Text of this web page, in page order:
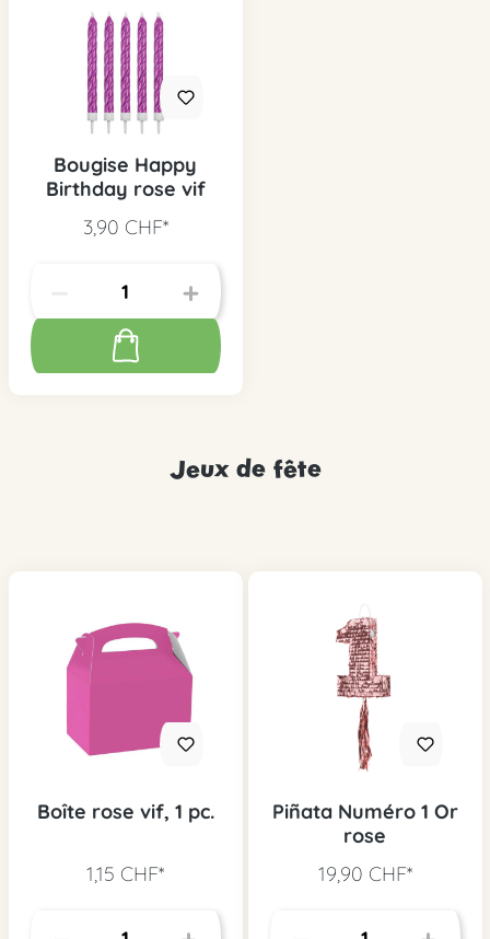
Bougise Happy
Birthday rose vif
3,90 CHF*
Jeux de fête
Boîte rose vif, 1 pc.
1,15 CHF*
Piñata Numéro 1 Or
rose
19,90 CHF*